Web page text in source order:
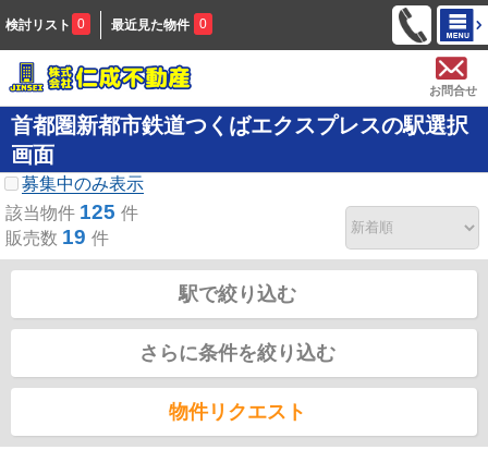
検討リスト 0 最近見た物件 0
お問合せ
首都圏新都市鉄道つくばエクスプレスの駅選択
画面
募集中のみ表示
該当物件 125 件
販売数 19 件
駅で絞り込む
さらに条件を絞り込む
物件リクエスト